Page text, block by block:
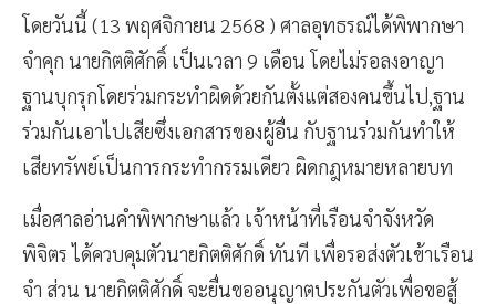
โดยวันนี้ (13 พฤศจิกายน 2568 ) ศาลอุทธรณ์ได้พิพากษา
จำคุก นายกิตติศักดิ์ เป็นเวลา 9 เดือน โดยไม่รอลงอาญา
ฐานบุกรุกโดยร่วมกระทำผิดด้วยกันตั้งแต่สองคนขึ้นไป,ฐาน
ร่วมกันเอาไปเสียซึ่งเอกสารของผู้อื่น กับฐานร่วมกันทำให้
เสียทรัพย์เป็นการกระทำกรรมเดียว ผิดกฎหมายหลายบท
เมื่อศาลอ่านคำพิพากษาแล้ว เจ้าหน้าที่เรือนจำจังหวัด
พิจิตร ได้ควบคุมตัวนายกิตติศักดิ์ ทันที เพื่อรอส่งตัวเข้าเรือน
จำ ส่วน นายกิตติศักดิ์ จะยื่นขออนุญาตประกันตัวเพื่อขอสู้